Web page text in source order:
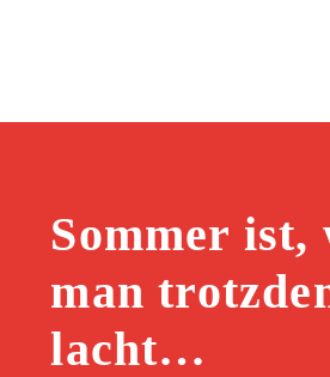
Sommer ist,
man
lacht…